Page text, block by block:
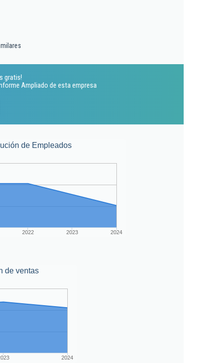
gratis!
Ampliado de esta empresa
de Empleados
2022 2023 2024
de ventas
2024